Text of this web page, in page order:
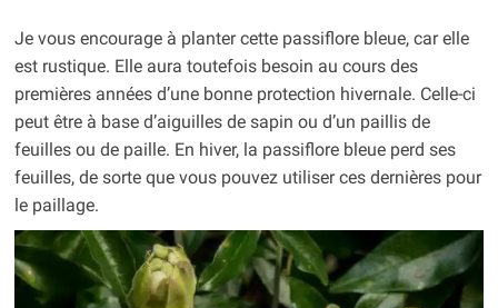
Je vous encourage à planter cette passiflore bleue, car elle
est rustique. Elle aura toutefois besoin au cours des
premières années d’une bonne protection hivernale. Celle-ci
peut être à base d’aiguilles de sapin ou d’un paillis de
feuilles ou de paille. En hiver, la passiflore bleue perd ses
feuilles, de sorte que vous pouvez utiliser ces dernières pour
le paillage.